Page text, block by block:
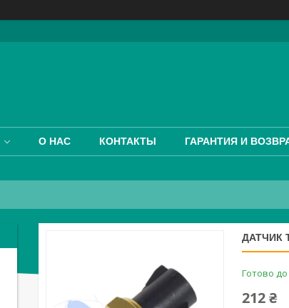
О НАС КОНТАКТЫ ГАРАНТИЯ И
ДАТЧИК
Готово до
212 ₴